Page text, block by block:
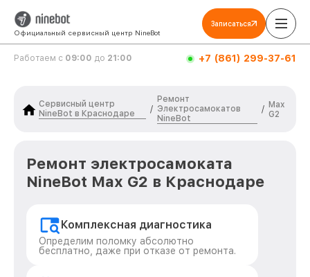
Официальный сервисный центр NineBot
Записаться
Работаем с 09:00 до 21:00 +7 (861) 299-37-61
Сервисный центр
NineBot в Краснодаре
/
Ремонт
Электросамокатов
NineBot
/ Max
G2
Ремонт электросамоката
NineBot Max G2 в Краснодаре
Комплексная диагностика
Определим поломку абсолютно
бесплатно, даже при отказе от ремонта.